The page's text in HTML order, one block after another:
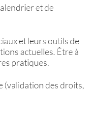
et de
et leurs outils de
actuelles. Être à
pratiques.
(validation des droits,